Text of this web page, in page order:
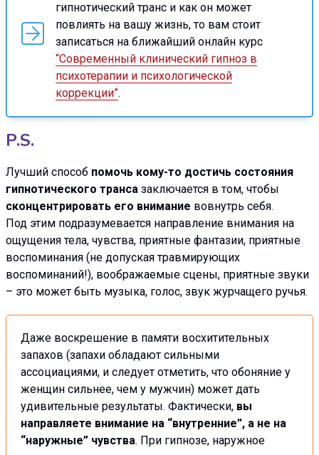
гипнотический транс и как он может
повлиять на вашу жизнь, то вам стоит
записаться на ближайший онлайн курс
“Современный клинический гипноз в
психотерапии и психологической
коррекции”.
P.S.
Лучший способ помочь кому-то достичь состояния
гипнотического транса заключается в том, чтобы
сконцентрировать его внимание вовнутрь себя.
Под этим подразумевается направление внимания на
ощущения тела, чувства, приятные фантазии, приятные
воспоминания (не допуская травмирующих
воспоминаний!), воображаемые сцены, приятные звуки
– это может быть музыка, голос, звук журчащего ручья.
Даже воскрешение в памяти восхитительных
запахов (запахи обладают сильными
ассоциациями, и следует отметить, что обоняние у
женщин сильнее, чем у мужчин) может дать
удивительные результаты. Фактически, вы
направляете внимание на “внутренние”, а не на
“наружные” чувства. При гипнозе, наружное